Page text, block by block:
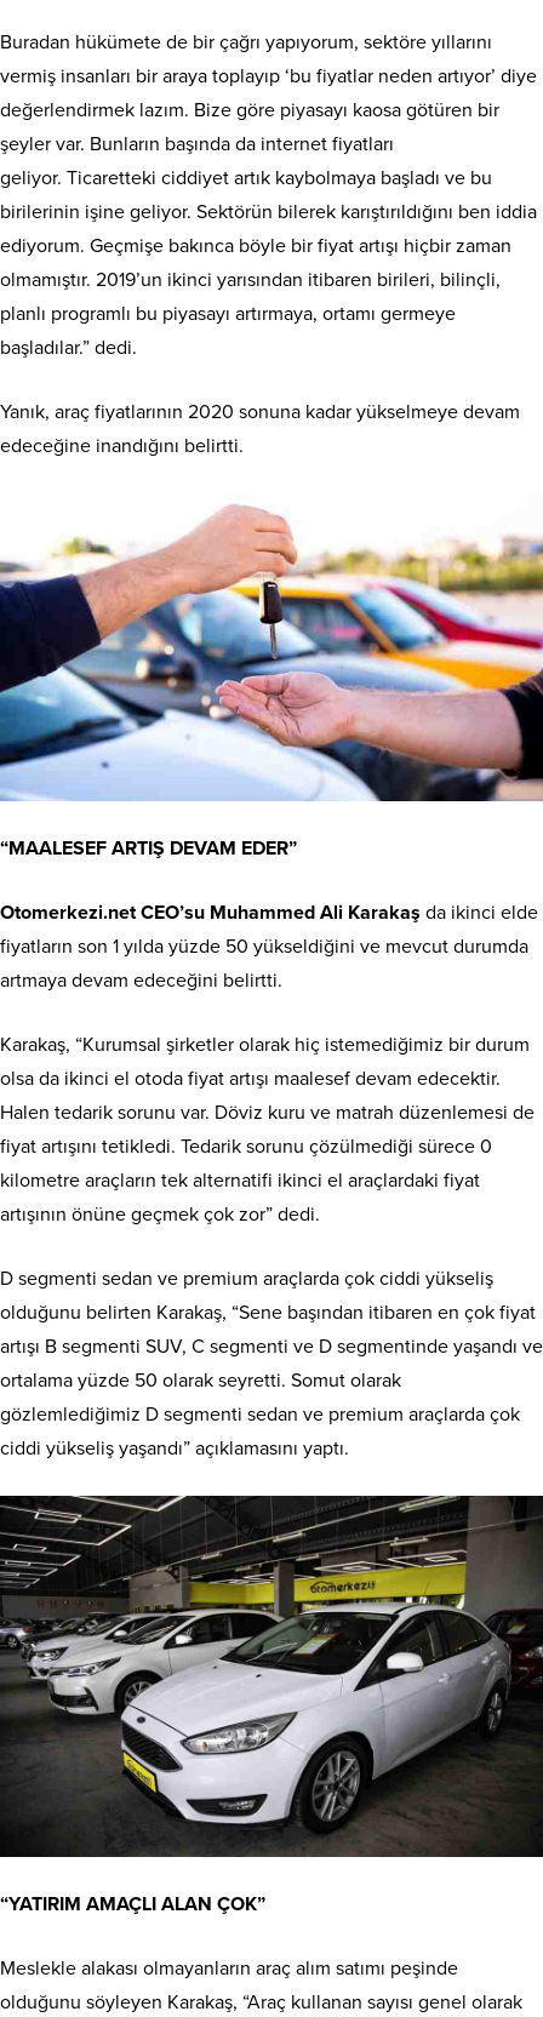
Buradan hükümete de bir çağrı yapıyorum, sektöre yıllarını
vermiş insanları bir araya toplayıp ‘bu fiyatlar neden artıyor’ diye
değerlendirmek lazım. Bize göre piyasayı kaosa götüren bir
şeyler var. Bunların başında da internet fiyatları
geliyor. Ticaretteki ciddiyet artık kaybolmaya başladı ve bu
birilerinin işine geliyor. Sektörün bilerek karıştırıldığını ben iddia
ediyorum. Geçmişe bakınca böyle bir fiyat artışı hiçbir zaman
olmamıştır. 2019’un ikinci yarısından itibaren birileri, bilinçli,
planlı programlı bu piyasayı artırmaya, ortamı germeye
başladılar.” dedi.
Yanık, araç fiyatlarının 2020 sonuna kadar yükselmeye devam
edeceğine inandığını belirtti.
“MAALESEF ARTIŞ DEVAM EDER”
Otomerkezi.net CEO’su Muhammed Ali Karakaş da ikinci elde
fiyatların son 1 yılda yüzde 50 yükseldiğini ve mevcut durumda
artmaya devam edeceğini belirtti.
Karakaş, “Kurumsal şirketler olarak hiç istemediğimiz bir durum
olsa da ikinci el otoda fiyat artışı maalesef devam edecektir.
Halen tedarik sorunu var. Döviz kuru ve matrah düzenlemesi de
fiyat artışını tetikledi. Tedarik sorunu çözülmediği sürece 0
kilometre araçların tek alternatifi ikinci el araçlardaki fiyat
artışının önüne geçmek çok zor” dedi.
D segmenti sedan ve premium araçlarda çok ciddi yükseliş
olduğunu belirten Karakaş, “Sene başından itibaren en çok fiyat
artışı B segmenti SUV, C segmenti ve D segmentinde yaşandı ve
ortalama yüzde 50 olarak seyretti. Somut olarak
gözlemlediğimiz D segmenti sedan ve premium araçlarda çok
ciddi yükseliş yaşandı” açıklamasını yaptı.
“YATIRIM AMAÇLI ALAN ÇOK”
Meslekle alakası olmayanların araç alım satımı peşinde
olduğunu söyleyen Karakaş, “Araç kullanan sayısı genel olarak